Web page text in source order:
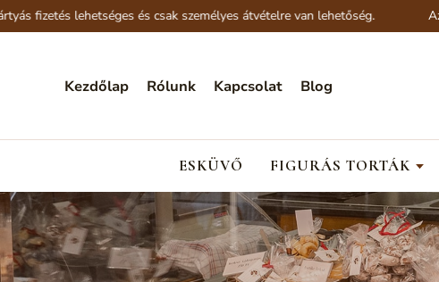
fizetés lehetséges és csak személyes átvételre van lehetőség. Az
Kezdőlap Rólunk Kapcsolat Blog
ESKÜVŐ FIGURÁS TORTÁK